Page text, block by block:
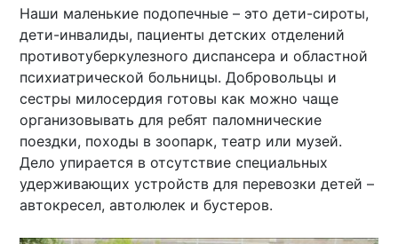
Наши маленькие подопечные – это дети-сироты,
дети-инвалиды, пациенты детских отделений
противотуберкулезного диспансера и областной
психиатрической больницы. Добровольцы и
сестры милосердия готовы как можно чаще
организовывать для ребят паломнические
поездки, походы в зоопарк, театр или музей.
Дело упирается в отсутствие специальных
удерживающих устройств для перевозки детей –
автокресел, автолюлек и бустеров.